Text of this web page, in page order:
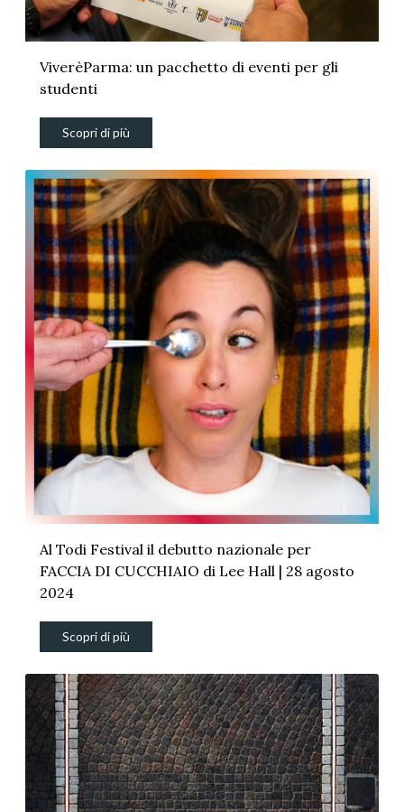
ViverèParma: un pacchetto di eventi per gli
studenti
Scopri di più
Al Todi Festival il debutto nazionale per
FACCIA DI CUCCHIAIO di Lee Hall | 28 agosto
2024
Scopri di più